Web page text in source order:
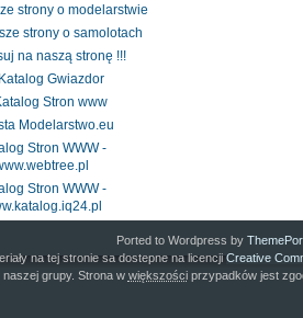
Modelarstwo.eu
Stron WWW -
Stron WWW -
Ported to Wordpress by
na tej stronie sa dostepne na licencji Creative
naszej grupy. Strona w większościprzypadków jest